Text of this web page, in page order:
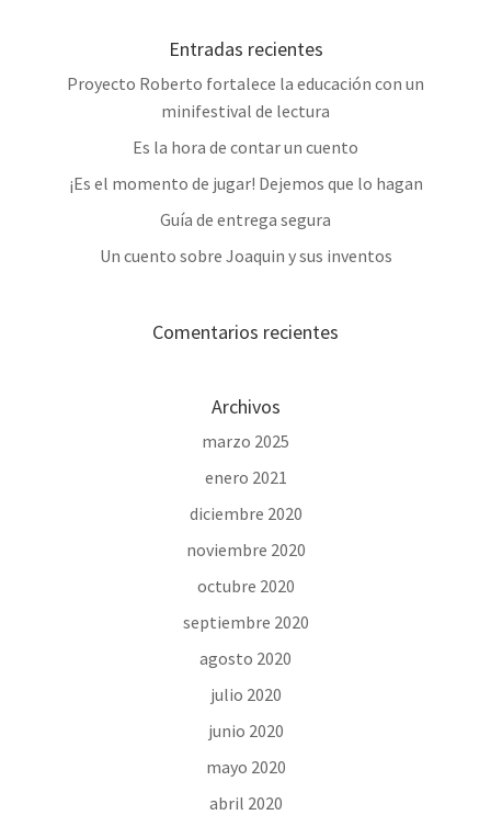
Entradas recientes
Proyecto Roberto fortalece la educación con un
minifestival de lectura
Es la hora de contar un cuento
¡Es el momento de jugar! Dejemos que lo hagan
Guía de entrega segura
Un cuento sobre Joaquin y sus inventos
Comentarios recientes
Archivos
marzo 2025
enero 2021
diciembre 2020
noviembre 2020
octubre 2020
septiembre 2020
agosto 2020
julio 2020
junio 2020
mayo 2020
abril 2020